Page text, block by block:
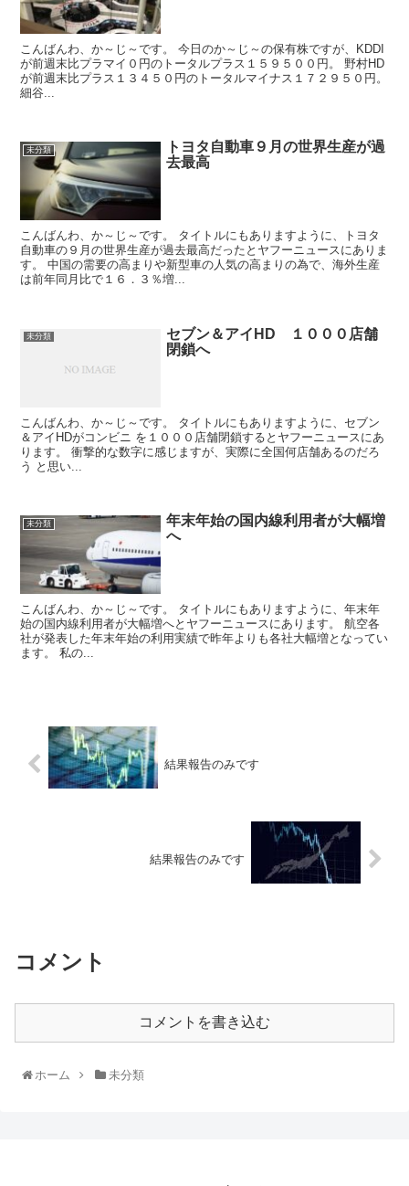
こんばんわ、か～じ～です。 今日のか～じ～の保有株ですが、KDDI
が前週末比プラマイ０円のトータルプラス１５９５００円。 野村HD
が前週末比プラス１３４５０円のトータルマイナス１７２９５０円。
細谷...
未分類
トヨタ自動車９月の世界生産が過
去最高
こんばんわ、か～じ～です。 タイトルにもありますように、トヨタ
自動車の９月の世界生産が過去最高だったとヤフーニュースにありま
す。 中国の需要の高まりや新型車の人気の高まりの為で、海外生産
は前年同月比で１６．３％増...
未分類
セブン＆アイHD １０００店舗
閉鎖へ
こんばんわ、か～じ～です。 タイトルにもありますように、セブン
＆アイHDがコンビニ を１０００店舗閉鎖するとヤフーニュースにあ
ります。 衝撃的な数字に感じますが、実際に全国何店舗あるのだろ
う と思い...
未分類
年末年始の国内線利用者が大幅増
へ
こんばんわ、か～じ～です。 タイトルにもありますように、年末年
始の国内線利用者が大幅増へとヤフーニュースにあります。 航空各
社が発表した年末年始の利用実績で昨年よりも各社大幅増となってい
ます。 私の...
結果報告のみです
結果報告のみです
コメント
コメントを書き込む
ホーム 未分類